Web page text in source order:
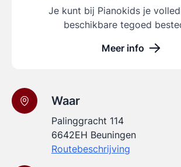
Je kunt bij Pianokids je
beschikbare tegoed
Meer info
Waar
Palinggracht 114
6642EH Beuningen
Routebeschrijving